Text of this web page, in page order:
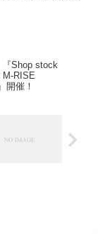
『Shop stock
M-RISE
開催！